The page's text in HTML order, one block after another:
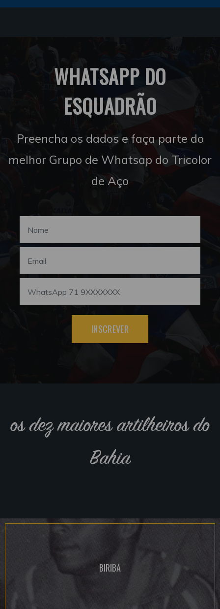
WHATSAPP DO
ESQUADRÃO
Preencha os dados e faça parte do
melhor Grupo de Whatsap do Tricolor
de Aço
INSCREVER
os dez maiores artilheiros do
Bahia
BIRIBA